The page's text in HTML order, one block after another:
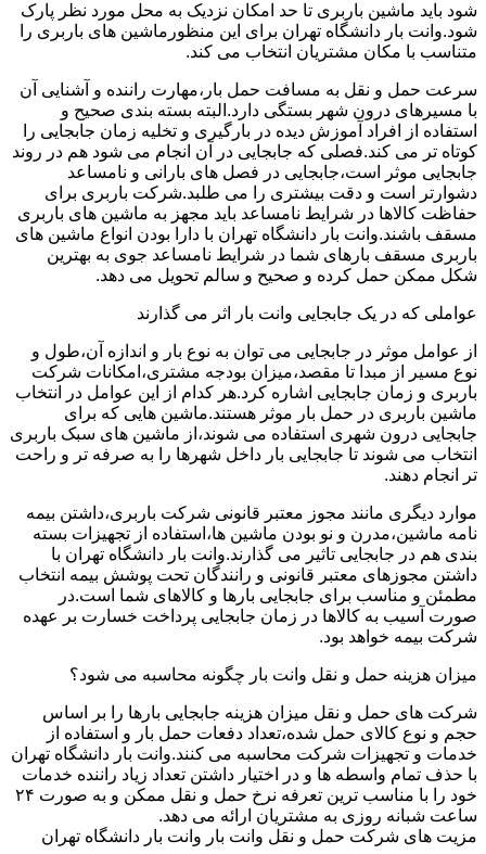
شود باید ماشین باربری تا حد امکان نزدیک به محل مورد نظر پارک
شود.وانت بار دانشگاه تهران برای این منظورماشین های باربری را
متناسب با مکان مشتریان انتخاب می کند.
سرعت حمل و نقل به مسافت حمل بار،مهارت راننده و آشنایی آن
با مسیرهای درون شهر بستگی دارد.البته بسته بندی صحیح و
استفاده از افراد آموزش دیده در بارگیری و تخلیه زمان جابجایی را
کوتاه تر می کند.فصلی که جابجایی در آن انجام می شود هم در روند
جابجایی موثر است،جابجایی در فصل های بارانی و نامساعد
دشوارتر است و دقت بیشتری را می طلبد.شرکت باربری برای
حفاظت کالاها در شرایط نامساعد باید مجهز به ماشین های باربری
مسقف باشند.وانت بار دانشگاه تهران با دارا بودن انواع ماشین های
باربری مسقف بارهای شما در شرایط نامساعد جوی به بهترین
شکل ممکن حمل کرده و صحیح و سالم تحویل می دهد.
عواملی که در یک جابجایی وانت بار اثر می گذارند
از عوامل موثر در جابجایی می توان به نوع بار و اندازه آن،طول و
نوع مسیر از مبدا تا مقصد،میزان بودجه مشتری،امکانات شرکت
باربری و زمان جابجایی اشاره کرد.هر کدام از این عوامل در انتخاب
ماشین باربری در حمل بار موثر هستند.ماشین هایی که برای
جابجایی درون شهری استفاده می شوند،از ماشین های سبک باربری
انتخاب می شوند تا جابجایی بار داخل شهرها را به صرفه تر و راحت
تر انجام دهند.
موارد دیگری مانند مجوز معتبر قانونی شرکت باربری،داشتن بیمه
نامه ماشین،مدرن و نو بودن ماشین ها،استفاده از تجهیزات بسته
بندی هم در جابجایی تاثیر می گذارند.وانت بار دانشگاه تهران با
داشتن مجوزهای معتبر قانونی و رانندگان تحت پوشش بیمه انتخاب
مطمئن و مناسب برای جابجایی بارها و کالاهای شما است.در
صورت آسیب به کالاها در زمان جابجایی پرداخت خسارت بر عهده
شرکت بیمه خواهد بود.
میزان هزینه حمل و نقل وانت بار چگونه محاسبه می شود؟
شرکت های حمل و نقل میزان هزینه جابجایی بارها را بر اساس
حجم و نوع کالای حمل شده،تعداد دفعات حمل بار و استفاده از
خدمات و تجهیزات شرکت محاسبه می کنند.وانت بار دانشگاه تهران
با حذف تمام واسطه ها و در اختیار داشتن تعداد زیاد راننده خدمات
خود را با مناسب ترین تعرفه نرخ حمل و نقل ممکن و به صورت ۲۴
ساعت شبانه روزی به مشتریان ارائه می دهد.
مزیت های شرکت حمل و نقل وانت بار وانت بار دانشگاه تهران